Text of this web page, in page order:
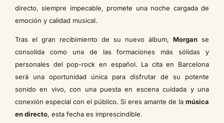
directo, siempre impecable, promete una noche cargada de
emoción y calidad musical.
Tras el gran recibimiento de su nuevo álbum, Morgan se
consolida como una de las formaciones más sólidas y
personales del pop-rock en español. La cita en Barcelona
será una oportunidad única para disfrutar de su potente
sonido en vivo, con una puesta en escena cuidada y una
conexión especial con el público. Si eres amante de la música
en directo, esta fecha es imprescindible.